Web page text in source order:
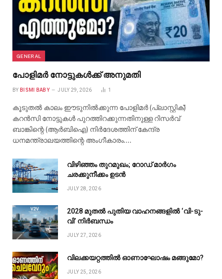
GENERAL
പോളിമർ നോട്ടുകൾക്ക് അനുമതി
BY BISMI BABY JULY 29, 2026 1
കൂടുതൽ കാലം ഈടുനിൽക്കുന്ന പോളിമർ (പ്ലാസ്റ്റിക്)
കറൻസി നോട്ടുകൾ പുറത്തിറക്കുന്നതിനുള്ള റിസർവ്
ബാങ്കിന്റെ (ആർബിഐ) നിർദേശത്തിന് കേന്ദ്ര
ധനമന്ത്രാലയത്തിന്റെ അംഗീകാരം.…
വിഴിഞ്ഞം തുറമുഖം; റോഡ് മാർഗം
ചരക്കുനീക്കം ഉടൻ
JULY 28, 2026
2028 മുതൽ പുതിയ വാഹനങ്ങളിൽ ‘വി-ടു-
വി’ നിർബന്ധം
JULY 27, 2026
വിലക്കയറ്റത്തിൽ ഓണാഘോഷം മങ്ങുമോ?
JULY 25, 2026